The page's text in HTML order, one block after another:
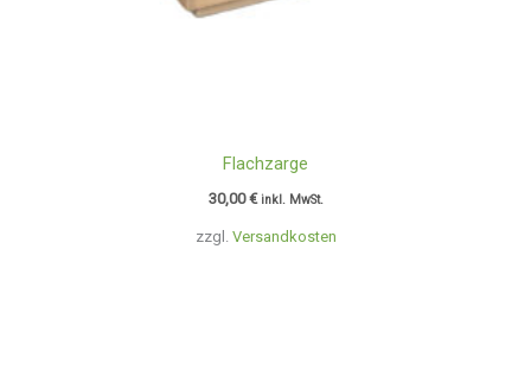
zzgl. Versandkosten
Flachzarge
30,00€ inkl. MwSt.